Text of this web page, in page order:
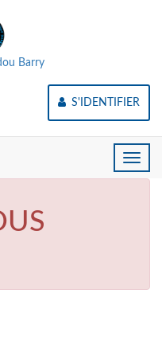
Barry
S'IDENTIFIER
Toggle